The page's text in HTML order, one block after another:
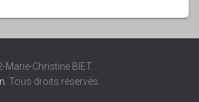
Christine BIET.
Tous droits réservés.